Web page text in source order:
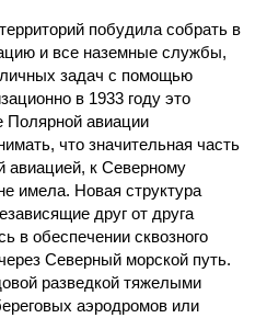
побудила собрать в
и все наземные службы,
задач с помощью
в 1933 году это
Полярной авиации
что значительная часть
к Северному
имела. Новая структура
друг от друга
в обеспечении сквозного
Северный морской путь.
разведкой тяжелыми
аэродромов или